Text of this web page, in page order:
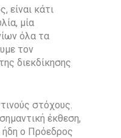
είναι κάτι
μία
όλα τα
τον
διεκδίκησης
στόχους.
έκθεση,
ήδη ο Πρόεδρος